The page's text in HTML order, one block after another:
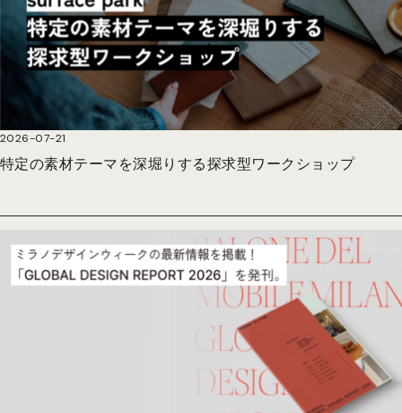
2026-07-21
特定の素材テーマを深堀りする探求型ワークショップ